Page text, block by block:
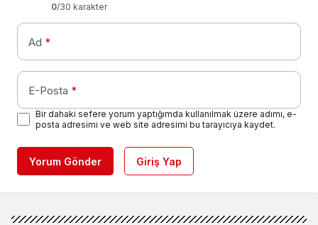
0/30 karakter
Ad *
E-Posta *
Bir dahaki sefere yorum yaptığımda kullanılmak üzere adımı, e-
posta adresimi ve web site adresimi bu tarayıcıya kaydet.
Yorum Gönder Giriş Yap